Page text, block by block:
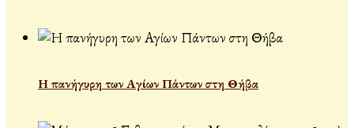
Η πανήγυρη των Αγίων Πάντων στη Θήβα